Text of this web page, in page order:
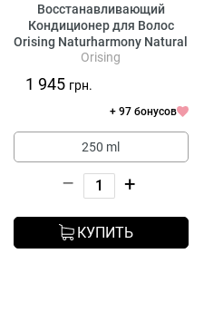
Восстанавливающий
Кондиционер для Волос
Orising Naturharmony Natural
Repairing Conditioner
Orising
1 945 грн.
+ 97 бонусов
250 ml
– +
КУПИТЬ